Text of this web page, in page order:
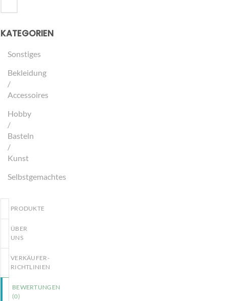
KATEGORIEN
Sonstiges
Bekleidung
/
Accessoires
Hobby
/
Basteln
/
Kunst
Selbstgemachtes
PRODUKTE
ÜBER
UNS
VERKÄUFER-
RICHTLINIEN
BEWERTUNGEN
(0)